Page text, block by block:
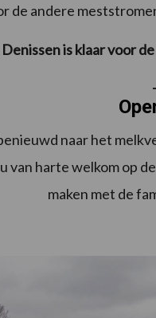
de andere
is klaar voor
naar het
van harte welkom op
maken met de